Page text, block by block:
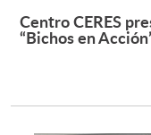
Centro CERES
“Bichos en